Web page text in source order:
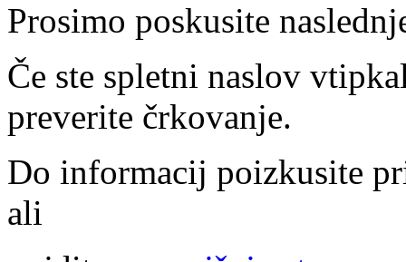
Prosimo poskusite
Če ste spletni naslov
preverite črkovanje.
Do informacij poizkusite
ali